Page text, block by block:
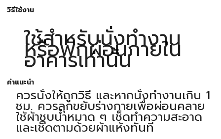
วิธีใช้งาน
ใช้สำหรับนั่งทำงาน
หรือพักผ่อนภายใน
อาคารเท่านั้น
คำแนะนำ
ควรนั่งให้ถูกวิธี และหากนั่งทำงานเกิน 1
ชม. ควรลุกขยับร่างกายเพื่อผ่อนคลาย
ใช้ผ้าชุบน้ำหมาด ๆ เช็ดทำความสะอาด
และเช็ดตามด้วยผ้าแห้งทันที